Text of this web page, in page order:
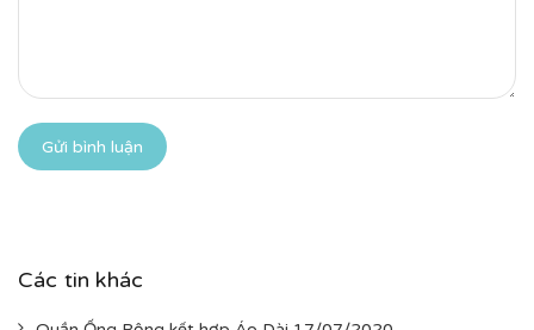
Gửi bình luận
Các tin khác